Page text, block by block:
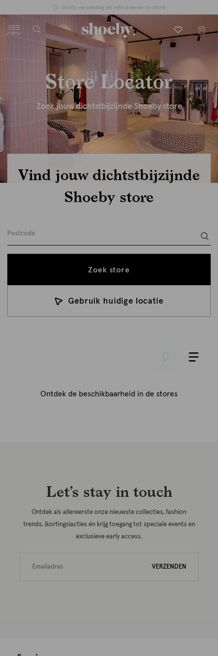
Gratis verzending en retourneren in-store
menu
label.header.toggle
Store Locator
Zoek jouw dichtstbijzijnde Shoeby store
Vind jouw dichtstbijzijnde
Shoeby store
Zoek store
Gebruik huidige locatie
Ontdek de beschikbaarheid in de stores
Let’s stay in touch
Ontdek als allereerste onze nieuwste collecties, fashion
trends, (kortings)acties én krijg toegang tot speciale events en
exclusieve early access.
VERZENDEN